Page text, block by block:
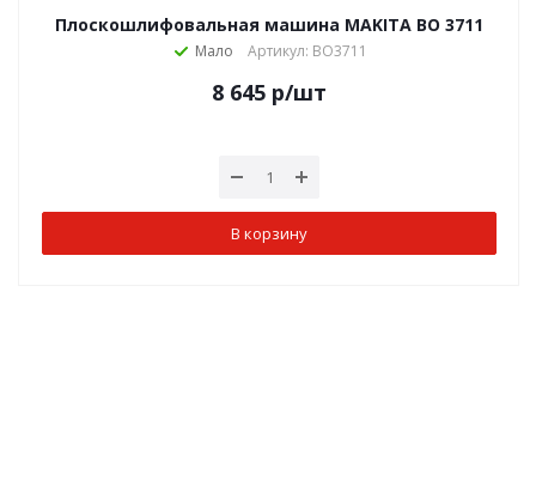
Плоскошлифовальная машина MAKITA BO 3711
Мало Артикул: BO3711
8 645 р/шт
В корзину